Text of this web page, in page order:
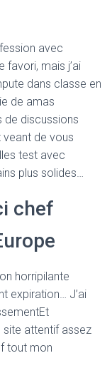
avec
favori, mais j’ai
dans classe en
de amas
de discussions
de vous
test avec
plus solides…
chef
horripilante
expiration… J’ai
site attentif assez
tout mon